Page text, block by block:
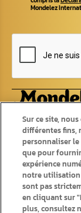
Mondelez
Produits
Tablettes
Pralines
Chokotoff
Bâtons
Saisonniers
Autres chocolats
Sur ce site,
différentes fins,
personnaliser
que pour
expérience
notre utilisation
sont pas
en cliquant sur
plus, consultez